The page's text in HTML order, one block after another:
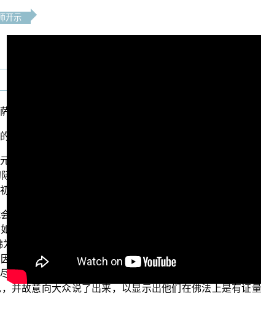
开示
们：阿弥陀佛！
电视弘法节目。在此先问候大家：少病少恼否？色身康泰
是“三乘菩提之入门起信”。在上一集中，圣 马鸣菩萨为
，无明依之，生死无始。】（《大乘起信论》卷2）这
际的，祂没有一个开始的时候。
想说：“什么时候众生开始有如来藏，然后再因为如来藏
来藏本来就是无始的；因为如来藏是自己本来就在，没
大众开示说“依如来藏的存在，所以有众生的生死流转
为如来藏才有生死，所以如来藏就是生死法，我若把如
后的空无境界，当作是灭除生死流转，却是落入断见外
并故意向大众说了出来，以显示出他们在佛法上是有证